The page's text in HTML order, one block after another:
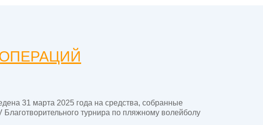
31 марта 2025 года на средства, собранные
Благотворительного турнира по пляжному волейболу